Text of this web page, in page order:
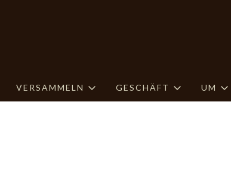
VERSAMMELN GESCHÄFT UM